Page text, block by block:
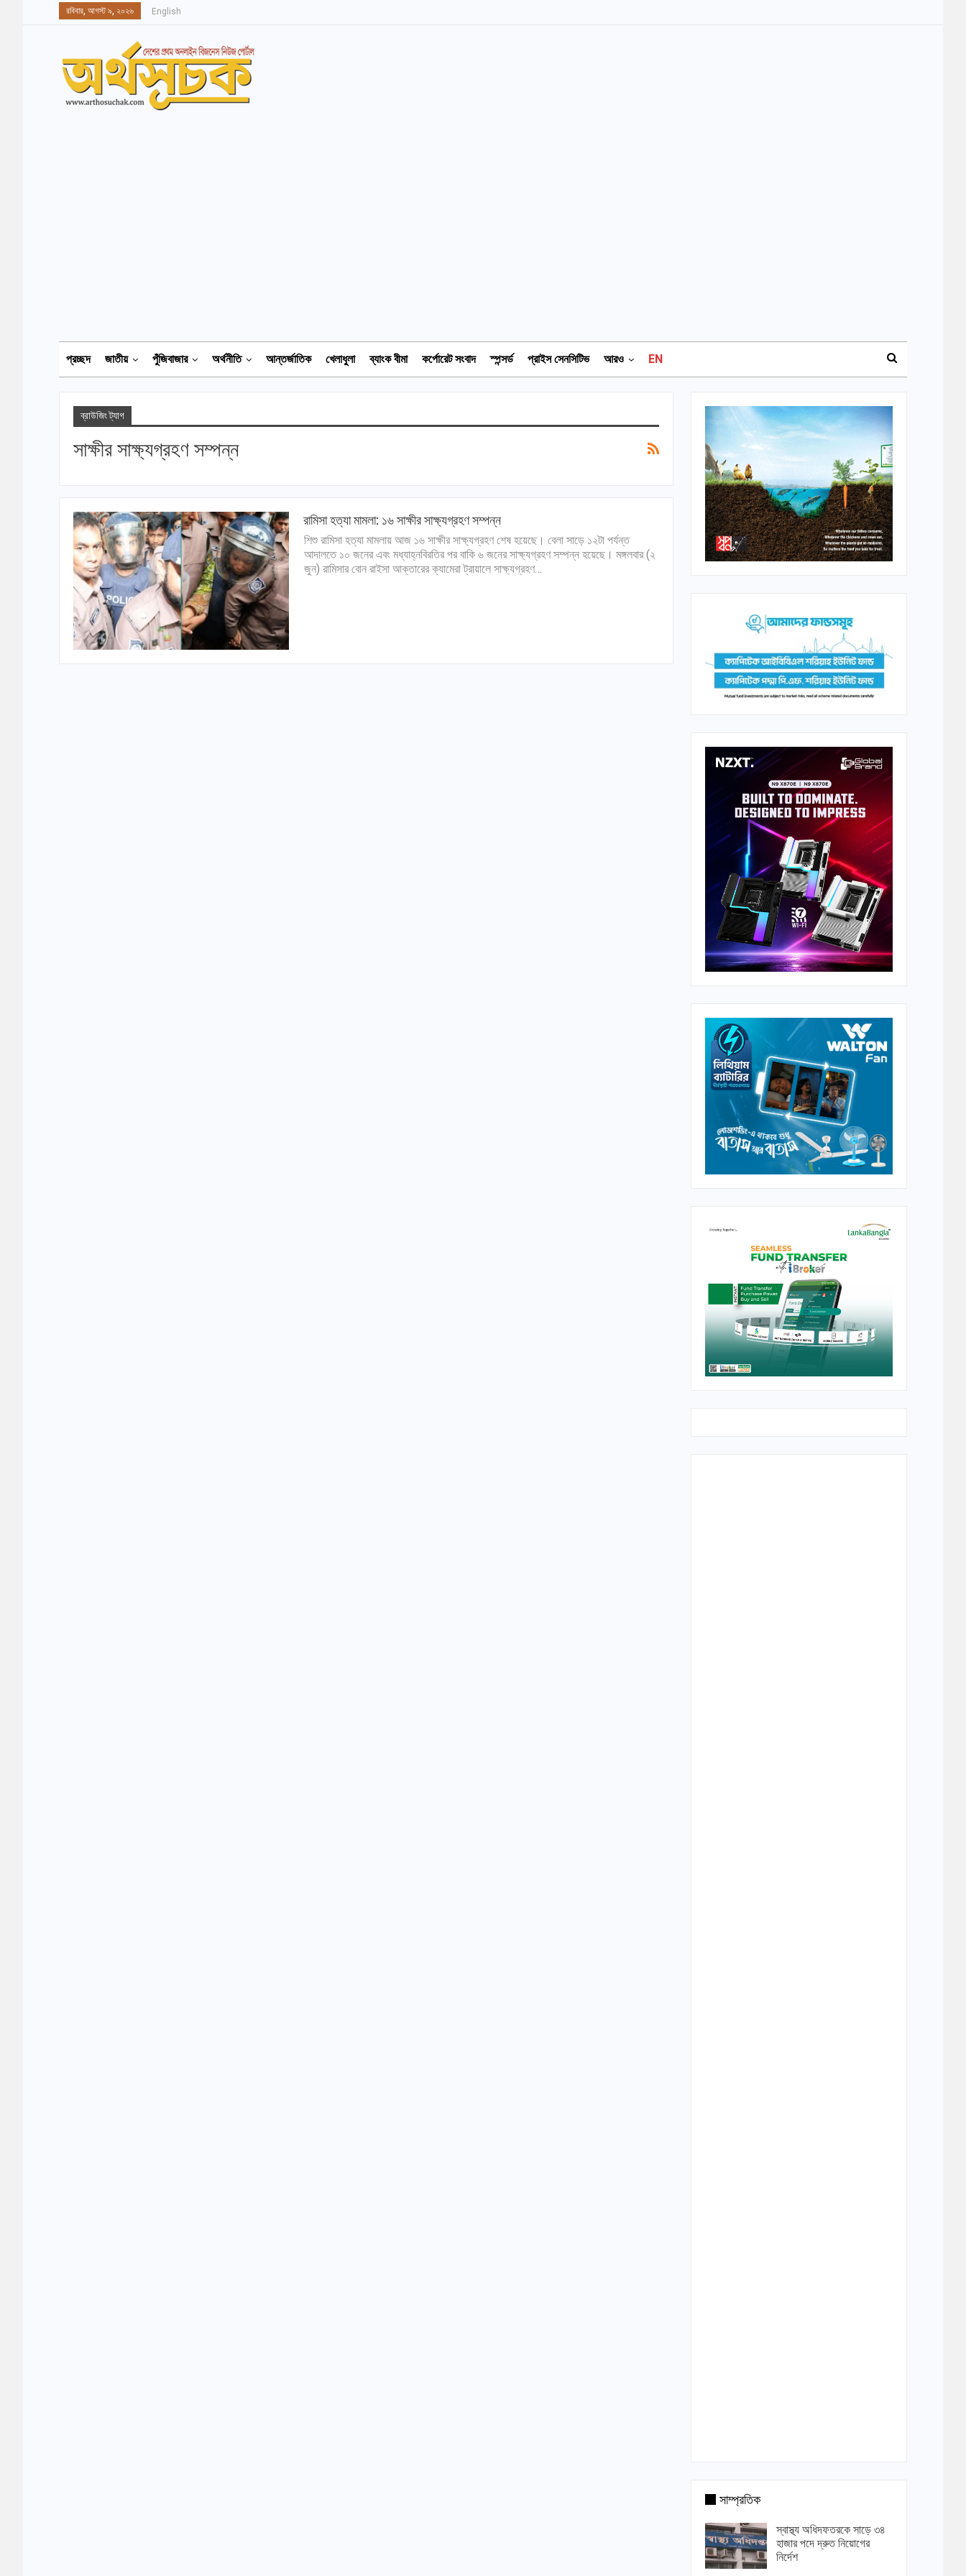
রবিবার, আগস্ট ৯, ২০২৬ English
প্রচ্ছদ জাতীয় পুঁজিবাজার অর্থনীতি আন্তর্জাতিক খেলাধুলা ব্যাংক বীমা কর্পোরেট সংবাদ স্পন্সর্ড প্রাইস সেনসিটিভ আরও EN
ব্রাউজিং ট্যাগ
সাক্ষীর সাক্ষ্যগ্রহণ সম্পন্ন
রামিসা হত্যা মামলা: ১৬ সাক্ষীর সাক্ষ্যগ্রহণ সম্পন্ন
শিশু রামিসা হত্যা মামলায় আজ ১৬ সাক্ষীর সাক্ষ্যগ্রহণ শেষ হয়েছে। বেলা সাড়ে ১২টা পর্যন্ত
আদালতে ১০ জনের এবং মধ্যাহ্নবিরতির পর বাকি ৬ জনের সাক্ষ্যগ্রহণ সম্পন্ন হয়েছে। মঙ্গলবার (২
জুন) রামিসার বোন রাইসা আক্তারের ক্যামেরা ট্রায়ালে সাক্ষ্যগ্রহণ…
সাম্প্রতিক
স্বাস্থ্য অধিদফতরকে সাড়ে ৩৪
হাজার পদে দ্রুত নিয়োগের
নির্দেশ